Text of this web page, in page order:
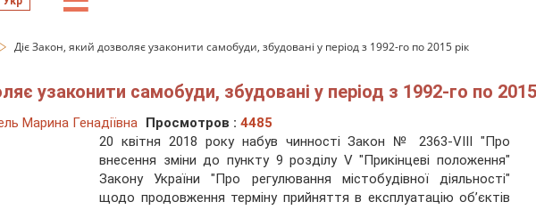
Діє Закон, який дозволяє узаконити самобуди, збудовані у період з 1992-го по 2015 рік
узаконити самобуди, збудовані у період з 1992-го по 2015
Марина Генадіївна Просмотров : 4485
20 квітня 2018 року набув чинності Закон № 2363-VIII "Про
внесення зміни до пункту 9 розділу V "Прикінцеві положення"
Закону України "Про регулювання містобудівної діяльності"
щодо продовження терміну прийняття в експлуатацію об’єктів